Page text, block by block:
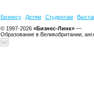
Бизнесу Детям Студентам
© 1997-2026 «Бизнес-Линк» —
Образование в Великобритании,